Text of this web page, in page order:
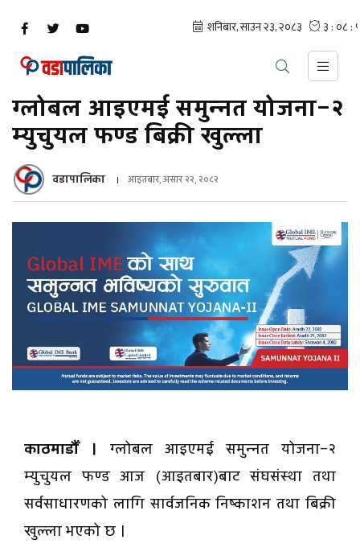
ग्लोबल आइएमई समुन्नत योजना–२
म्युचुयल फण्ड बिक्री खुल्ला
वडापालिका आइतबार, असार २२, २०८२
काठमाडौँ ।
ग्लोबल आइएमई समुन्नत योजना–२
म्युचुयल फण्ड आज (आइतबार)बाट संघसंस्था तथा
सर्वसाधारणको लागि सार्वजनिक निष्काशन तथा बिक्री
खुल्ला भएको छ ।